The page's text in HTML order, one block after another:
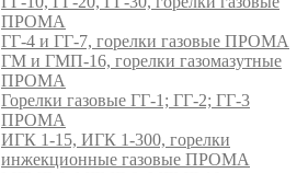
ПРОМА
ГГ-4 и ГГ-7, горелки газовые ПРОМА
ГМ и ГМП-16, горелки газомазутные
ПРОМА
Горелки газовые ГГ-1; ГГ-2; ГГ-3
ПРОМА
ИГК 1-15, ИГК 1-300, горелки
инжекционные газовые ПРОМА